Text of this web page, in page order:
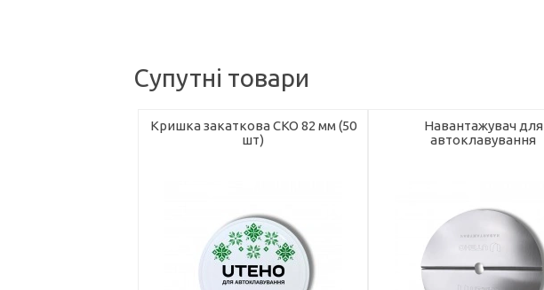
Супутні товари
Кришка закаткова СКО 82 мм (50
шт)
Навантажувач для
автоклавування